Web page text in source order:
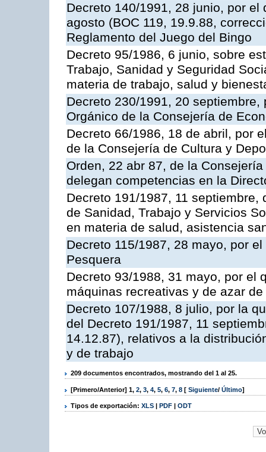
Decreto 140/1991, 28 junio, por
agosto (BOC 119, 19.9.88,
Reglamento del Juego del Bingo
Decreto 95/1986, 6 junio, sobre
Trabajo, Sanidad y Seguridad
materia de trabajo, salud y
Decreto 230/1991, 20
Orgánico de la Consejería de
Decreto 66/1986, 18 de abril, por
de la Consejería de Cultura y
Orden, 22 abr 87, de la
delegan competencias en la
Decreto 191/1987, 11
de Sanidad, Trabajo y Servicios
en materia de salud, asistencia
Decreto 115/1987, 28 mayo, por
Pesquera
Decreto 93/1988, 31 mayo, por el
máquinas recreativas y de azar
Decreto 107/1988, 8 julio, por la
del Decreto 191/1987, 11
14.12.87), relativos a la
y de trabajo
209 documentos encontrados, mostrando del 1 al 25.
[Primero/Anterior] 1, 2, 3, 4, 5, 6, 7, 8 [ Siguiente/ Último]
Tipos de exportación: XLS | PDF | ODT